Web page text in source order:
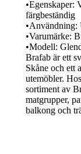
•Egenskaper:
färgbeständig
•Användning:
•Varumärke:
•Modell:
Brafab är ett
Skåne och ett
utemöbler.
sortiment av
matgrupper,
balkong och